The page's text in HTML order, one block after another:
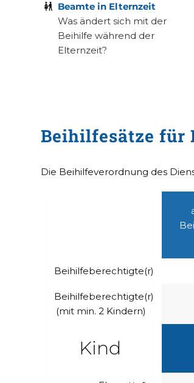
Beamte in Elternzeit
Was ändert sich mit der
Beihilfe während der
Elternzeit?
Beihilfesätze für
Die Beihilfeverordnung des
Beihilfeberechtigte(r)
Beihilfeberechtigte(r)
(mit min. 2 Kindern)
Kind